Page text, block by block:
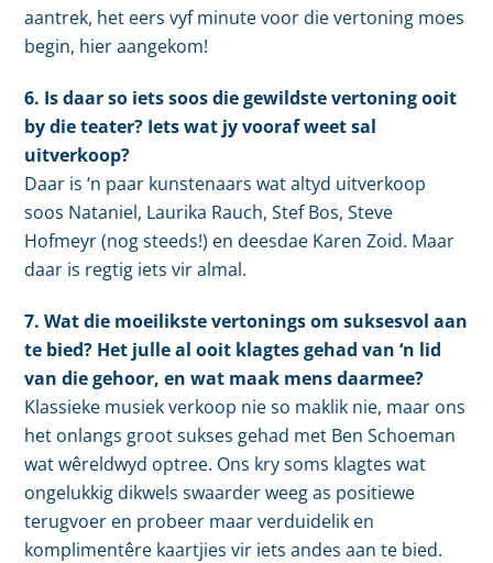
aantrek, het eers vyf minute voor die vertoning moes
begin, hier aangekom!
6. Is daar so iets soos die gewildste vertoning ooit
by die teater? Iets wat jy vooraf weet sal
uitverkoop?
Daar is ‘n paar kunstenaars wat altyd uitverkoop
soos Nataniel, Laurika Rauch, Stef Bos, Steve
Hofmeyr (nog steeds!) en deesdae Karen Zoid. Maar
daar is regtig iets vir almal.
7. Wat die moeilikste vertonings om suksesvol aan
te bied? Het julle al ooit klagtes gehad van ‘n lid
van die gehoor, en wat maak mens daarmee?
Klassieke musiek verkoop nie so maklik nie, maar ons
het onlangs groot sukses gehad met Ben Schoeman
wat wêreldwyd optree. Ons kry soms klagtes wat
ongelukkig dikwels swaarder weeg as positiewe
terugvoer en probeer maar verduidelik en
komplimentêre kaartjies vir iets andes aan te bied.